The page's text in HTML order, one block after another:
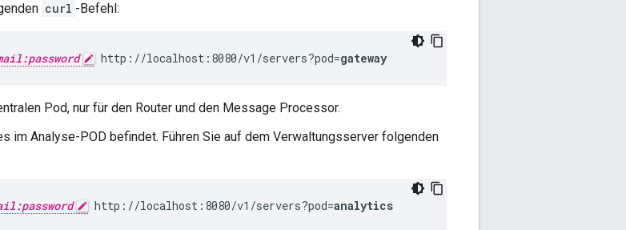
curl -Befehl:
http://localhost:8080/v1/servers?pod=gateway
Pod, nur für den Router und den Message Processor.
im Analyse-POD befindet. Führen Sie auf dem Verwaltungsserver folgenden
http://localhost:8080/v1/servers?pod=analytics